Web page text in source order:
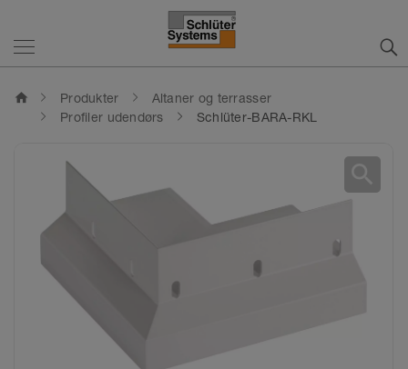
home Produkter
Altaner og terrasser
Profiler udendørs
Schlüter-BARA-RKL